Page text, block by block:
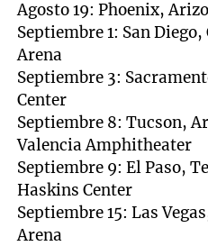
Agosto 19: Phoenix,
Septiembre 1: San
Arena
Septiembre 3:
Center
Septiembre 8: Tucson,
Valencia Amphitheater
Septiembre 9: El Paso,
Haskins Center
Septiembre 15: Las
Arena